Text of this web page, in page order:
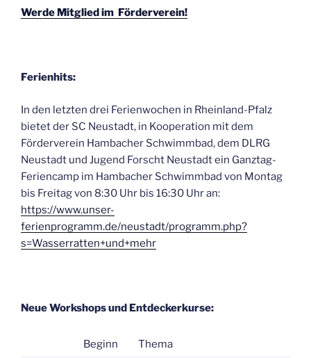
Werde Mitglied im Förderverein!
Ferienhits:
In den letzten drei Ferienwochen in Rheinland-Pfalz
bietet der SC Neustadt, in Kooperation mit dem
Förderverein Hambacher Schwimmbad, dem DLRG
Neustadt und Jugend Forscht Neustadt ein Ganztag-
Feriencamp im Hambacher Schwimmbad von Montag
bis Freitag von 8:30 Uhr bis 16:30 Uhr an:
https://www.unser-
ferienprogramm.de/neustadt/programm.php?
s=Wasserratten+und+mehr
Neue Workshops und Entdeckerkurse:
Beginn Thema